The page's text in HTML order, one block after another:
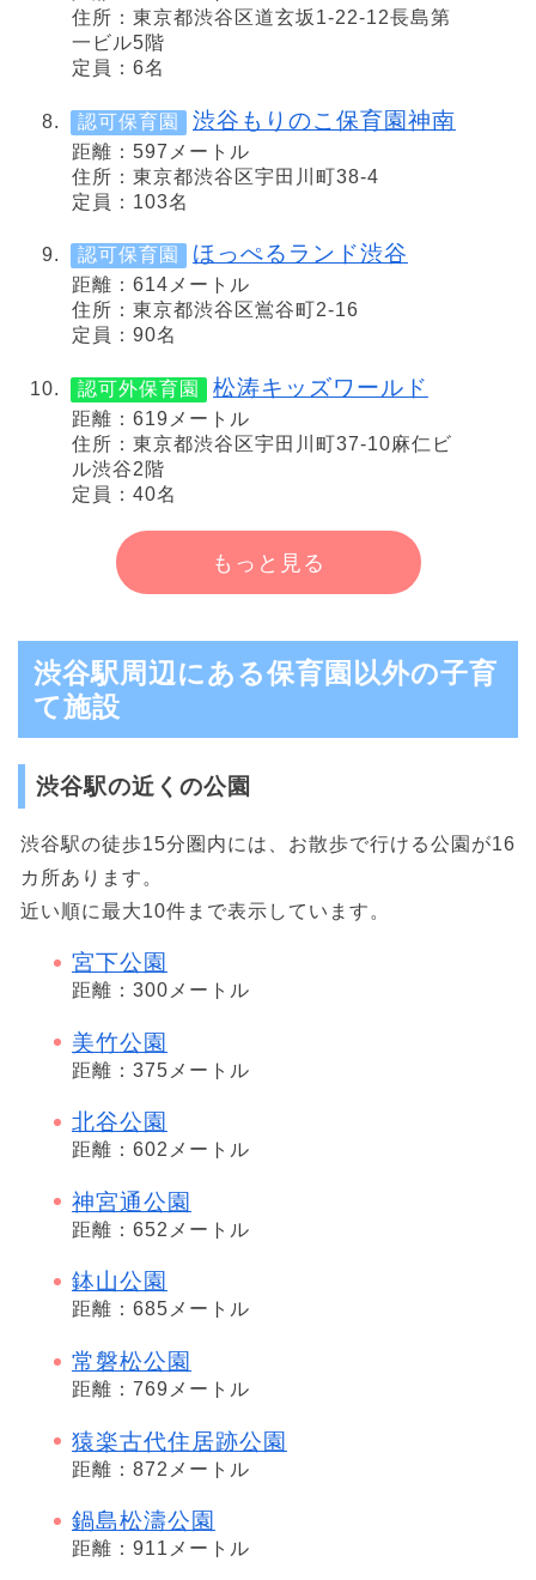
住所：東京都渋谷区道玄坂1-22-12長島第
一ビル5階
定員：6名
認可保育園 渋谷もりのこ保育園神南
距離：597メートル
住所：東京都渋谷区宇田川町38-4
定員：103名
認可保育園 ほっぺるランド渋谷
距離：614メートル
住所：東京都渋谷区鴬谷町2-16
定員：90名
認可外保育園 松涛キッズワールド
距離：619メートル
住所：東京都渋谷区宇田川町37-10麻仁ビ
ル渋谷2階
定員：40名
もっと見る
渋谷駅周辺にある保育園以外の子育
て施設
渋谷駅の近くの公園
渋谷駅の徒歩15分圏内には、お散歩で行ける公園が16
カ所あります。
近い順に最大10件まで表示しています。
宮下公園
距離：300メートル
美竹公園
距離：375メートル
北谷公園
距離：602メートル
神宮通公園
距離：652メートル
鉢山公園
距離：685メートル
常磐松公園
距離：769メートル
猿楽古代住居跡公園
距離：872メートル
鍋島松濤公園
距離：911メートル